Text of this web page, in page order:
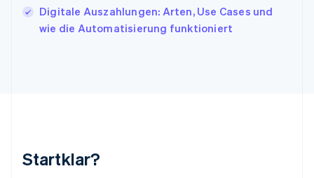
Digitale Auszahlungen: Arten, Use Cases und
wie die Automatisierung funktioniert
Startklar?
Liechtenstein
Deutsch English
Mexiko